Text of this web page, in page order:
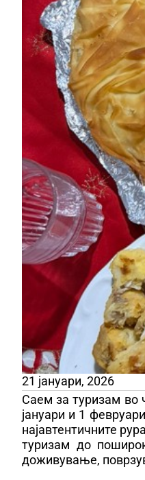
21 јануари, 2026
Саем за туризам во
јануари и 1
најавтентичните
туризам до
доживување,